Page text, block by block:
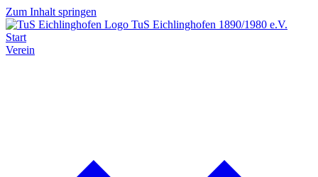
Zum Inhalt springen
TuS Eichlinghofen 1890/1980 e.V.
Start
Verein